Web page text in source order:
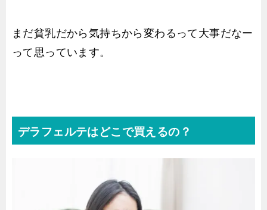
まだ貧乳だから気持ちから変わるって大事だなー
って思っています。
デラフェルテはどこで買えるの？